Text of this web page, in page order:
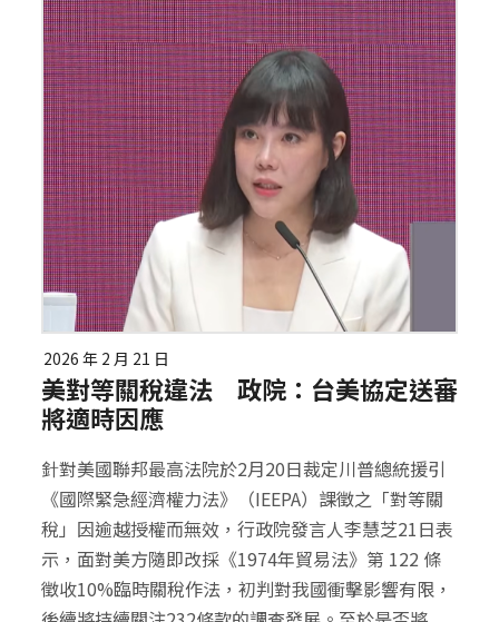
2026 年 2 月 21 日
美對等關稅違法 政院：台美協定送審
將適時因應
針對美國聯邦最高法院於2月20日裁定川普總統援引
《國際緊急經濟權力法》（IEEPA）課徵之「對等關
稅」因逾越授權而無效，行政院發言人李慧芝21日表
示，面對美方隨即改採《1974年貿易法》第 122 條
徵收10%臨時關稅作法，初判對我國衝擊影響有限，